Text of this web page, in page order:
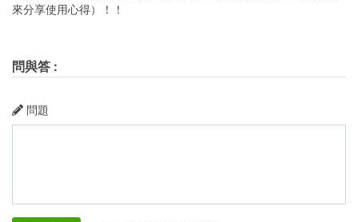
來分享使用心得）！！
問與答 :
問題